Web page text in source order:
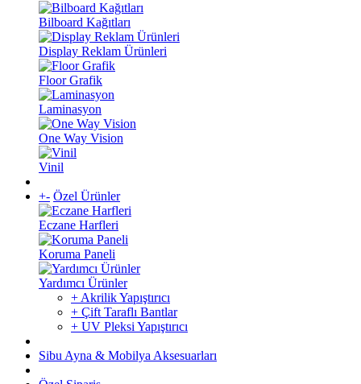
Bilboard Kağıtları
Display Reklam Ürünleri
Floor Grafik
Laminasyon
One Way Vision
Vinil
+- Özel Ürünler
Eczane Harfleri
Koruma Paneli
Yardımcı Ürünler
+ Akrilik Yapıştırıcı
+ Çift Taraflı Bantlar
+ UV Pleksi Yapıştırıcı
Sibu Ayna & Mobilya Aksesuarları